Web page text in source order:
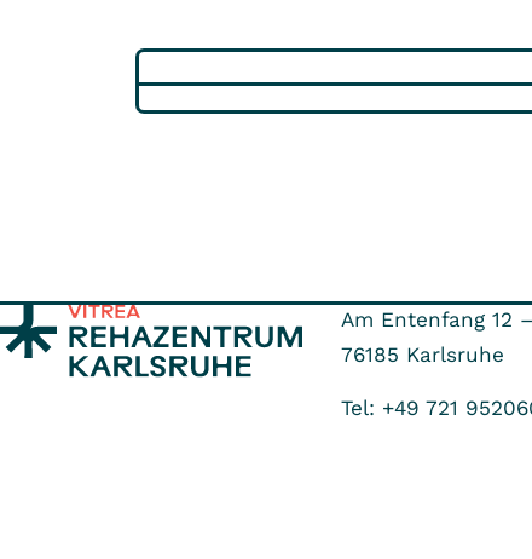
Am Entenfang 12
76185 Karlsruhe
Tel: +49 721